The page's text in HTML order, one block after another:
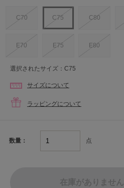
C70 C75 C80
E70 E75 E80
選択されたサイズ：C75
サイズについて
ラッピングについて
数量： 点
在庫がありません